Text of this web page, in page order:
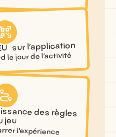
sur l’application
le jour de l’activité
des règles
jeu
l'expérience